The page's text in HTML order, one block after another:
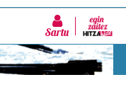
Sartu